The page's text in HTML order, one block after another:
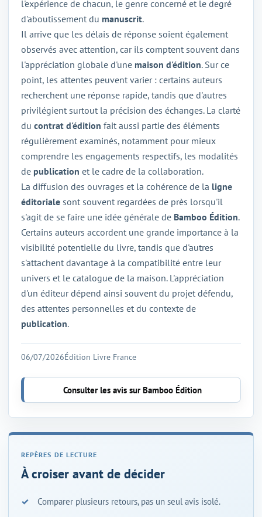
l'expérience de chacun, le genre concerné et le degré
d'aboutissement du manuscrit.
Il arrive que les délais de réponse soient également
observés avec attention, car ils comptent souvent dans
l'appréciation globale d'une maison d'édition. Sur ce
point, les attentes peuvent varier : certains auteurs
recherchent une réponse rapide, tandis que d'autres
privilégient surtout la précision des échanges. La clarté
du contrat d'édition fait aussi partie des éléments
régulièrement examinés, notamment pour mieux
comprendre les engagements respectifs, les modalités
de publication et le cadre de la collaboration.
La diffusion des ouvrages et la cohérence de la ligne
éditoriale sont souvent regardées de près lorsqu'il
s'agit de se faire une idée générale de Bamboo Édition.
Certains auteurs accordent une grande importance à la
visibilité potentielle du livre, tandis que d'autres
s'attachent davantage à la compatibilité entre leur
univers et le catalogue de la maison. L'appréciation
d'un éditeur dépend ainsi souvent du projet défendu,
des attentes personnelles et du contexte de
publication.
06/07/2026Édition Livre France
Consulter les avis sur Bamboo Édition
À croiser avant de décider
Comparer plusieurs retours, pas un seul avis isolé.